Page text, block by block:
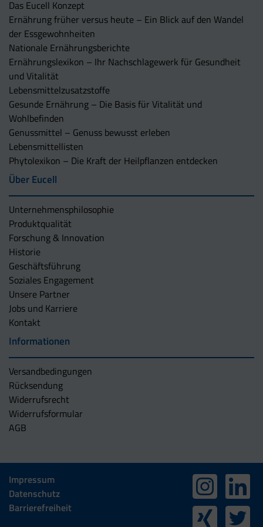
Das Eucell Konzept
Ernährung früher versus heute – Ein Blick auf den Wandel
der Essgewohnheiten
Nationale Ernährungsberichte
Ernährungslexikon – Ihr Nachschlagewerk für Gesundheit
und Vitalität
Lebensmittelzusatzstoffe
Gesunde Ernährung – Die Basis für Vitalität und
Wohlbefinden
Genussmittel – Genuss bewusst erleben
Lebensmittellisten
Phytolexikon – Die Kraft der Heilpflanzen entdecken
Über Eucell
Unternehmens­philosophie
Produktqualität
Forschung & Innovation
Historie
Geschäftsführung
Soziales Engagement
Unsere Partner
Jobs und Karriere
Kontakt
Informationen
Versandbedingungen
Rücksendung
Widerrufsrecht
Widerrufsformular
AGB
Impressum
Datenschutz
Barrierefreiheit